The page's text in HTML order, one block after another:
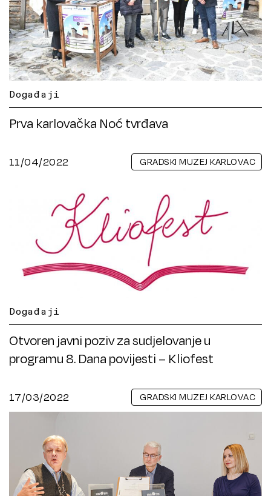
Događaji
Prva karlovačka Noć tvrđava
11/04/2022 GRADSKI MUZEJ KARLOVAC
Događaji
Otvoren javni poziv za sudjelovanje u
programu 8. Dana povijesti – Kliofest
17/03/2022 GRADSKI MUZEJ KARLOVAC